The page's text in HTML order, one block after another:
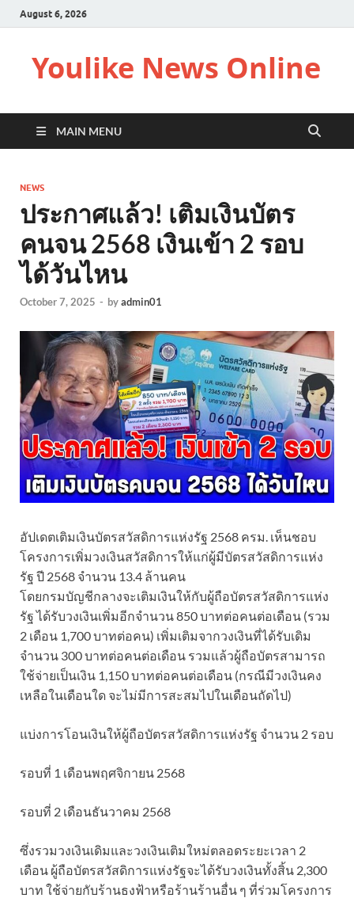
August 6, 2026
Youlike News Online
MAIN MENU
NEWS
ประกาศแล้ว! เติมเงินบัตร
คนจน 2568 เงินเข้า 2 รอบ
ได้วันไหน
October 7, 2025 - byadmin01
อัปเดตเติมเงินบัตรสวัสดิการแห่งรัฐ 2568 ครม. เห็นชอบ
โครงการเพิ่มวงเงินสวัสดิการให้แก่ผู้มีบัตรสวัสดิการแห่ง
รัฐ ปี 2568 จำนวน 13.4 ล้านคน
โดยกรมบัญชีกลางจะเติมเงินให้กับผู้ถือบัตรสวัสดิการแห่ง
รัฐ ได้รับวงเงินเพิ่มอีกจำนวน 850 บาทต่อคนต่อเดือน (รวม
2 เดือน 1,700 บาทต่อคน) เพิ่มเติมจากวงเงินที่ได้รับเดิม
จำนวน 300 บาทต่อคนต่อเดือน รวมแล้วผู้ถือบัตรสามารถ
ใช้จ่ายเป็นเงิน 1,150 บาทต่อคนต่อเดือน (กรณีมีวงเงินคง
เหลือในเดือนใด จะไม่มีการสะสมไปในเดือนถัดไป)
แบ่งการโอนเงินให้ผู้ถือบัตรสวัสดิการแห่งรัฐ จำนวน 2 รอบ
รอบที่ 1 เดือนพฤศจิกายน 2568
รอบที่ 2 เดือนธันวาคม 2568
ซึ่งรวมวงเงินเดิมและวงเงินเติมใหม่ตลอดระยะเวลา 2
เดือน ผู้ถือบัตรสวัสดิการแห่งรัฐจะได้รับวงเงินทั้งสิ้น 2,300
บาท ใช้จ่ายกับร้านธงฟ้าหรือร้านร้านอื่น ๆ ที่ร่วมโครงการ